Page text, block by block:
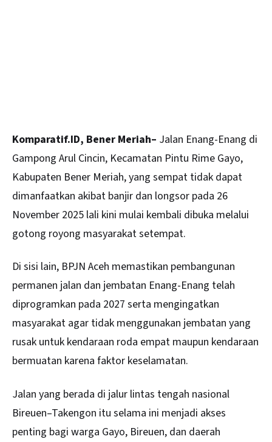
Komparatif.ID, Bener Meriah– Jalan Enang-Enang di
Gampong Arul Cincin, Kecamatan Pintu Rime Gayo,
Kabupaten Bener Meriah, yang sempat tidak dapat
dimanfaatkan akibat banjir dan longsor pada 26
November 2025 lali kini mulai kembali dibuka melalui
gotong royong masyarakat setempat.
Di sisi lain, BPJN Aceh memastikan pembangunan
permanen jalan dan jembatan Enang-Enang telah
diprogramkan pada 2027 serta mengingatkan
masyarakat agar tidak menggunakan jembatan yang
rusak untuk kendaraan roda empat maupun kendaraan
bermuatan karena faktor keselamatan.
Jalan yang berada di jalur lintas tengah nasional
Bireuen–Takengon itu selama ini menjadi akses
penting bagi warga Gayo, Bireuen, dan daerah